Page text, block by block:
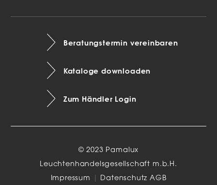
Beratungstermin vereinbaren
Kataloge downloaden
Zum Händler Login
© 2023 Pamalux
Leuchtenhandelsgesellschaft m.b.H.
Impressum
Datenschutz AGB